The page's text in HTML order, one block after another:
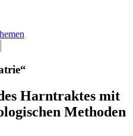
Harntraktes mit
Methoden